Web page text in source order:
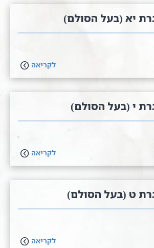
יא (בעל הסולם)
לקריאה
י (בעל הסולם)
לקריאה
ט (בעל הסולם)
לקריאה